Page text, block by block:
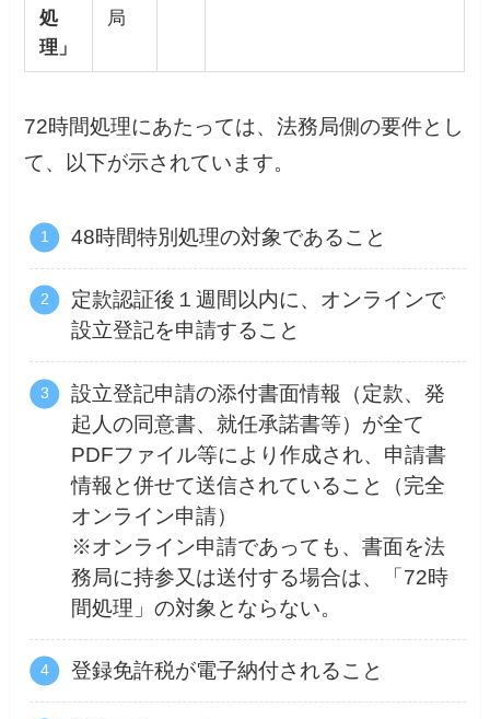
処
理」
局
72時間処理にあたっては、法務局側の要件とし
て、以下が示されています。
48時間特別処理の対象であること
定款認証後１週間以内に、オンラインで
設立登記を申請すること
設立登記申請の添付書面情報（定款、発
起人の同意書、就任承諾書等）が全て
PDFファイル等により作成され、申請書
情報と併せて送信されていること（完全
オンライン申請）
※オンライン申請であっても、書面を法
務局に持参又は送付する場合は、「72時
間処理」の対象とならない。
登録免許税が電子納付されること